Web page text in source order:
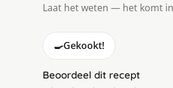
Laat het weten — het komt
🍳Gekookt!
Beoordeel dit recept